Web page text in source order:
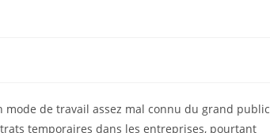
de travail assez mal connu du grand
temporaires dans les entreprises, pourtant